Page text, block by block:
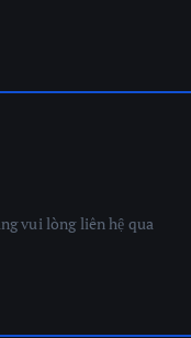
vui lòng liên hệ qua